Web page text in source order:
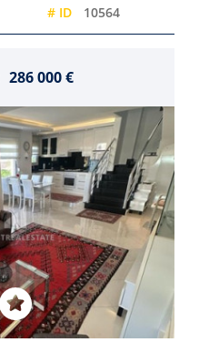
# ID 10564
286 000 €